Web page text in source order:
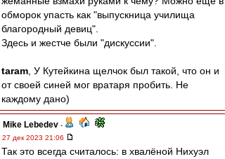
обморок упасть как "выпускница училища
благородный девиц".
Здесь и жестче были "дискуссии".
taram , У Кутейкина щелчок был такой, что он и
от своей синей мог вратаря пробить. Не
каждому дано)
Mike Lebedev -
27 дек 2023 21:06
Так это всегда считалось: в хвалёной Нихуэл